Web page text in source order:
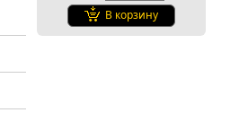
В корзину